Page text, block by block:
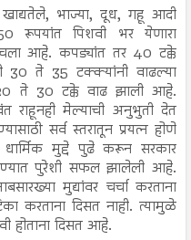
खाद्यतेले, भाज्या, दूध, गहू आदी
रूपयांत पिशवी भर येणारा
आहे. कपड्यांत तर 40 टक्के
30 ते 35 टक्क्यांनी वाढल्या
ते 30 टक्के वाढ झाली आहे.
राहूनही मेल्याची अनुभुती देत
सर्व स्तरातून प्रयत्न होणे
मुद्दे पुढे करून सरकार
पुरेशी सफल झालेली आहे.
मुद्यांवर चर्चा करताना
करताना दिसत नाही. त्यामुळे
होताना दिसत आहे.